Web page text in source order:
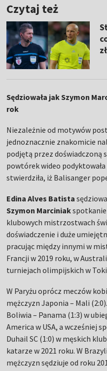
Czytaj też
Sędziowała jak Szymon
rok
Niezależnie od motywów
jednoznacznie znakomicie
podjętą przez doświadczoną
powtórek wideo
stwierdziła, iż Balisanger
Edina Alves Batista
Szymon Marciniakspotkanie
klubowych mistrzostwach
doświadczenie i duże
pracując między innymi w
Francji w 2019 roku, w
turniejach olimpijskich w
W Paryżu oprócz meczów
mężczyzn Japonia – Mali
Boliwia – Panama (1:3) w
America w USA, a wcześniej
Duhail SC (1:0) w męskich
katarze w 2021 roku. W
mężczyzn sędziuje od roku